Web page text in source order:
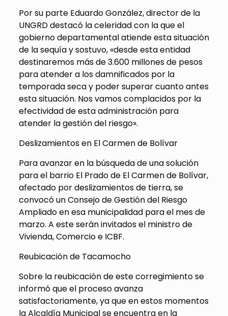
Por su parte Eduardo González, director de la
UNGRD destacó la celeridad con la que el
gobierno departamental atiende esta situación
de la sequía y sostuvo, «desde esta entidad
destinaremos más de 3.600 millones de pesos
para atender a los damnificados por la
temporada seca y poder superar cuanto antes
esta situación. Nos vamos complacidos por la
efectividad de esta administración para
atender la gestión del riesgo».
Deslizamientos en El Carmen de Bolívar
Para avanzar en la búsqueda de una solución
para el barrio El Prado de El Carmen de Bolívar,
afectado por deslizamientos de tierra, se
convocó un Consejo de Gestión del Riesgo
Ampliado en esa municipalidad para el mes de
marzo. A este serán invitados el ministro de
Vivienda, Comercio e ICBF.
Reubicación de Tacamocho
Sobre la reubicación de este corregimiento se
informó que el proceso avanza
satisfactoriamente, ya que en estos momentos
la Alcaldía Municipal se encuentra en la